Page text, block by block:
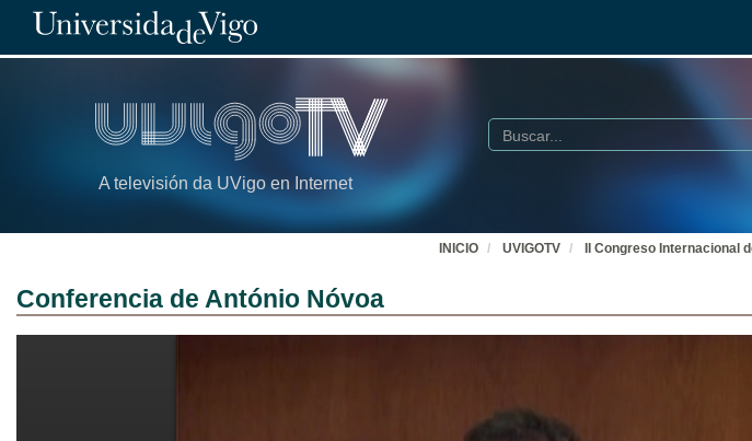
A televisión da UVigo en Internet
Buscar
INICIO UVIGOTV II Congreso Internacional
Conferencia de António Nóvoa